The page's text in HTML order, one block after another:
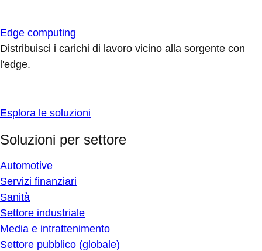
Edge computing
Distribuisci i carichi di lavoro vicino alla sorgente con
l'edge.
Esplora le soluzioni
Soluzioni per settore
Automotive
Servizi finanziari
Sanità
Settore industriale
Media e intrattenimento
Settore pubblico (globale)